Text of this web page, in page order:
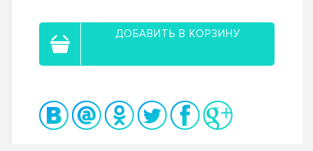
ДОБАВИТЬ В КОРЗИНУ